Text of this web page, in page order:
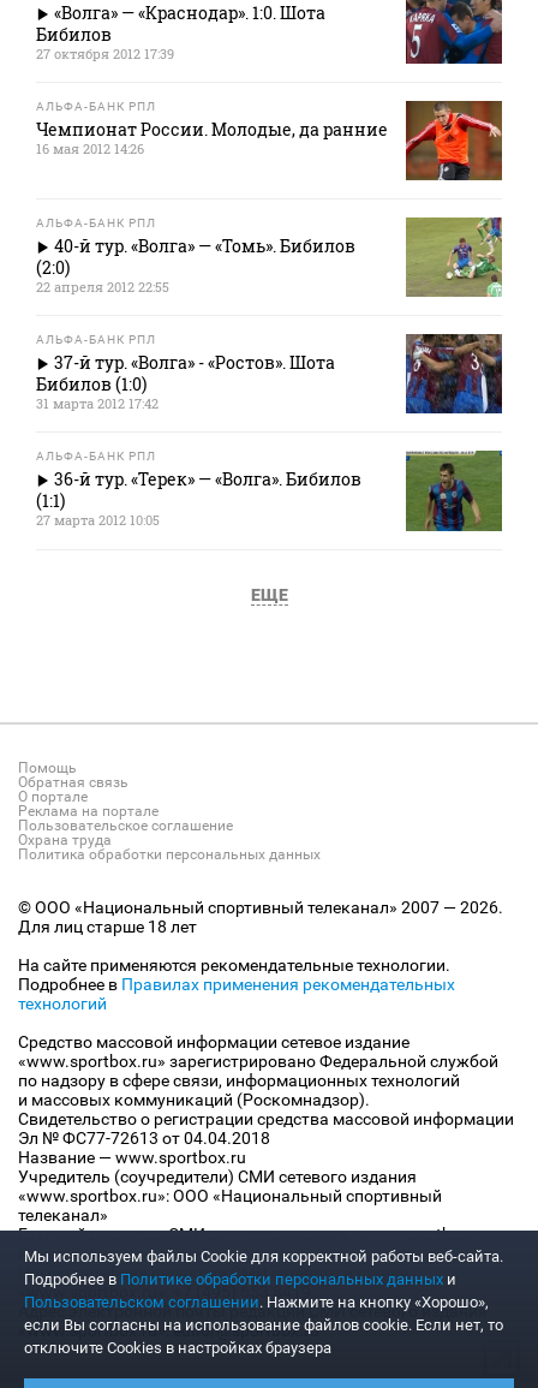
«Волга» — «Краснодар». 1:0. Шота
Бибилов
27 октября 2012 17:39
АЛЬФА-БАНК РПЛ
Чемпионат России. Молодые, да ранние
16 мая 2012 14:26
АЛЬФА-БАНК РПЛ
40-й тур. «Волга» — «Томь». Бибилов
(2:0)
22 апреля 2012 22:55
АЛЬФА-БАНК РПЛ
37-й тур. «Волга» - «Ростов». Шота
Бибилов (1:0)
31 марта 2012 17:42
АЛЬФА-БАНК РПЛ
36-й тур. «Терек» — «Волга». Бибилов
(1:1)
27 марта 2012 10:05
ЕЩЕ
Помощь
Обратная связь
О портале
Реклама на портале
Пользовательское соглашение
Охрана труда
Политика обработки персональных данных
© ООО «Национальный спортивный телеканал» 2007 — 2026.
Для лиц старше 18 лет
На сайте применяются рекомендательные технологии.
Подробнее в Правилах применения рекомендательных
технологий
Средство массовой информации сетевое издание
«www.sportbox.ru» зарегистрировано Федеральной службой
по надзору в сфере связи, информационных технологий
и массовых коммуникаций (Роскомнадзор).
Свидетельство о регистрации средства массовой информации
Эл № ФС77-72613 от 04.04.2018
Название — www.sportbox.ru
Учредитель (соучредители) СМИ сетевого издания
«www.sportbox.ru»: ООО «Национальный спортивный
телеканал»
Главный редактор СМИ сетевого издания «www.sportbox.ru»:
Конов В.А.
Номер телефона редакции СМИ сетевого издания
«www.sportbox.ru»: +7 (495) 653 8419
Адрес электронной почты редакции СМИ сетевого издания
«www.sportbox.ru»: editor@sportbox.ru
Мы используем файлы Сookie для корректной работы веб-сайта.
Подробнее в Политике обработки персональных данных и
Пользовательском соглашении. Нажмите на кнопку «Хорошо»,
если Вы согласны на использование файлов cookie. Если нет, то
отключите Cookies в настройках браузера